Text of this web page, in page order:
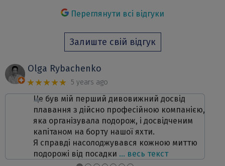
Переглянути всі відгуки
Залиште свій відгук
Olga Rybachenko
★★★★★ 5 years ago
Це був мій перший дивовижний досвід
плавання з дійсно професійною компанією,
яка організувала подорож, і досвідченим
капітаном на борту нашої яхти.
Я справді насолоджувався кожною миттю
подорожі від посадки … весь текст